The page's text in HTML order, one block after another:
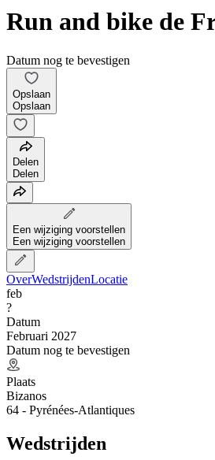
Run and bike de
Datum nog te bevestigen
Opslaan
Opslaan
Delen
Delen
Een wijziging voorstellen
Een wijziging voorstellen
OverWedstrijdenLocatie
feb
?
Datum
Februari 2027
Datum nog te bevestigen
Plaats
Bizanos
64 - Pyrénées-Atlantiques
Wedstrijden